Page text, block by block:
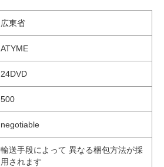
広東省
ATYME
24DVD
500
negotiable
輸送手段によって 異なる梱包方法が採
用されます